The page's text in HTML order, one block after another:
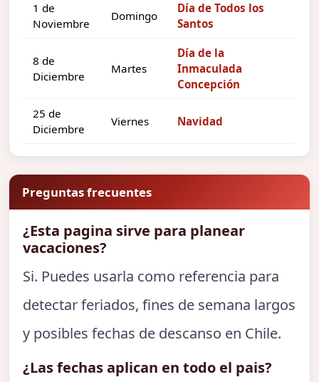
1 de
Noviembre
Domingo
Día de Todos los
Santos
8 de
Diciembre
Martes
Día de la
Inmaculada
Concepción
25 de
Diciembre
Viernes Navidad
Preguntas frecuentes
¿Esta pagina sirve para planear
vacaciones?
Si. Puedes usarla como referencia para
detectar feriados, fines de semana largos
y posibles fechas de descanso en Chile.
¿Las fechas aplican en todo el pais?